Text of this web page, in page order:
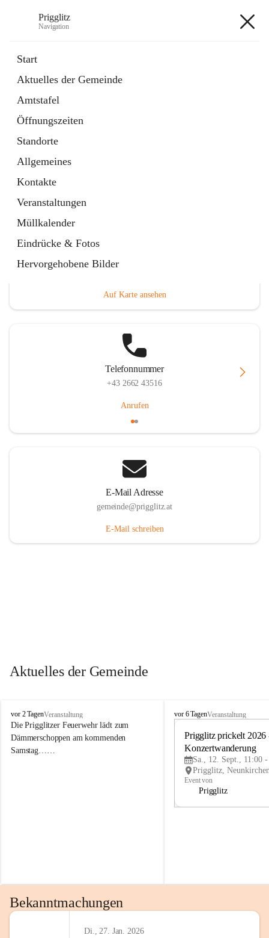
Prigglitz
Navigation
Start
Aktuelles der Gemeinde
Amtstafel
Öffnungszeiten
Standorte
Allgemeines
Kontakte
Veranstaltungen
Müllkalender
Eindrücke & Fotos
Hervorgehobene Bilder
Externe Webseite
in
Tab
Gemeindezeitung
Ordner
öffnet
in
neuem
Tab
Hauptadresse
Auf Karte ansehen
Telefonnummer
+43 2662 43516
Anrufen
E-Mail Adresse
gemeinde@prigglitz.at
E-Mail schreiben
Aktuelles der Gemeinde
P
r
i
g
vor 2 TagenVeranstaltung
Die Prigglitzer Feuerwehr lädt zum
Dämmerschoppen am kommenden
Samstag……
P
vor 6 TagenVeranstaltung
Prigglitz prickelt 2026
Konzertwanderung
Sa., 12. Sept., 11:00
Event von
Prigglitz
Bekanntmachungen
Di., 27. Jan. 2026